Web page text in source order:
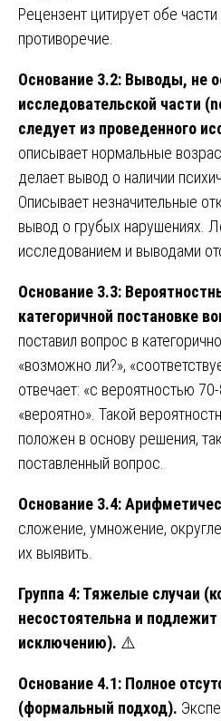
Рецензент цитирует обе
противоречие.
Основание 3.2: Выводы, не
исследовательской части
следует из проведенного
описывает нормальные
делает вывод о наличии
Описывает незначительные
вывод о грубых нарушениях.
исследованием и выводами
Основание 3.3:
категоричной постановке
поставил вопрос в
«возможно ли?»,
отвечает: «с вероятностью
«вероятно». Такой
положен в основу решения,
поставленный вопрос.
Основание 3.4:
сложение, умножение,
их выявить.
Группа 4: Тяжелые случаи
несостоятельна и
исключению). ⚠️
Основание 4.1: Полное
(формальный подход).